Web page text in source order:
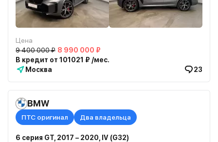
Цена
9 400 000 ₽ 8 990 000 ₽
В кредит от 101021 ₽ /мес.
Москва
23
BMW
ПТС оригинал Два владельца
6 серия GT, 2017 – 2020, IV (G32)